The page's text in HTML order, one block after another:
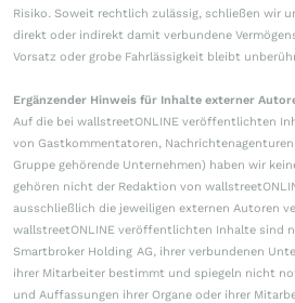
Risiko. Soweit rechtlich zulässig, schließen wir
direkt oder indirekt damit verbundene
Vorsatz oder grobe Fahrlässigkeit bleibt
Ergänzender Hinweis für Inhalte externer
Auf die bei wallstreetONLINE veröffentlichten
von Gastkommentatoren,
Gruppe gehörende Unternehmen) haben wir
gehören nicht der Redaktion von
ausschließlich die jeweiligen externen Autoren
wallstreetONLINE veröffentlichten Inhalte sind
Smartbroker Holding AG, ihrer verbundenen
ihrer Mitarbeiter bestimmt und spiegeln nicht
und Auffassungen ihrer Organe oder ihrer